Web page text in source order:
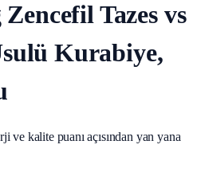
Zencefil Tazes vs
Kurabiye,
ve kalite puanı açısından yan yana